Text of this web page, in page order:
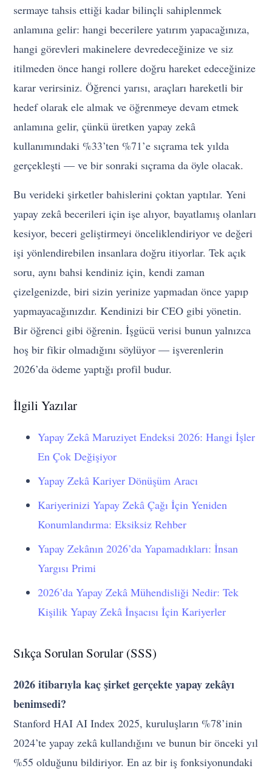
sermaye tahsis ettiği kadar bilinçli sahiplenmek
anlamına gelir: hangi becerilere yatırım yapacağınıza,
hangi görevleri makinelere devredeceğinize ve siz
itilmeden önce hangi rollere doğru hareket edeceğinize
karar verirsiniz. Öğrenci yarısı, araçları hareketli bir
hedef olarak ele almak ve öğrenmeye devam etmek
anlamına gelir, çünkü üretken yapay zekâ
kullanımındaki %33’ten %71’e sıçrama tek yılda
gerçekleşti — ve bir sonraki sıçrama da öyle olacak.
Bu verideki şirketler bahislerini çoktan yaptılar. Yeni
yapay zekâ becerileri için işe alıyor, bayatlamış olanları
kesiyor, beceri geliştirmeyi önceliklendiriyor ve değeri
işi yönlendirebilen insanlara doğru itiyorlar. Tek açık
soru, aynı bahsi kendiniz için, kendi zaman
çizelgenizde, biri sizin yerinize yapmadan önce yapıp
yapmayacağınızdır. Kendinizi bir CEO gibi yönetin.
Bir öğrenci gibi öğrenin. İşgücü verisi bunun yalnızca
hoş bir fikir olmadığını söylüyor — işverenlerin
2026’da ödeme yaptığı profil budur.
İlgili Yazılar
Yapay Zekâ Maruziyet Endeksi 2026: Hangi İşler
En Çok Değişiyor
Yapay Zekâ Kariyer Dönüşüm Aracı
Kariyerinizi Yapay Zekâ Çağı İçin Yeniden
Konumlandırma: Eksiksiz Rehber
Yapay Zekânın 2026’da Yapamadıkları: İnsan
Yargısı Primi
2026’da Yapay Zekâ Mühendisliği Nedir: Tek
Kişilik Yapay Zekâ İnşacısı İçin Kariyerler
Sıkça Sorulan Sorular (SSS)
2026 itibarıyla kaç şirket gerçekte yapay zekâyı
benimsedi?
Stanford HAI AI Index 2025, kuruluşların %78’inin
2024’te yapay zekâ kullandığını ve bunun bir önceki yıl
%55 olduğunu bildiriyor. En az bir iş fonksiyonundaki